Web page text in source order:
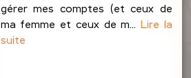
gérer mes comptes (et ceux de
ma femme et ceux de m... Lire la
suite